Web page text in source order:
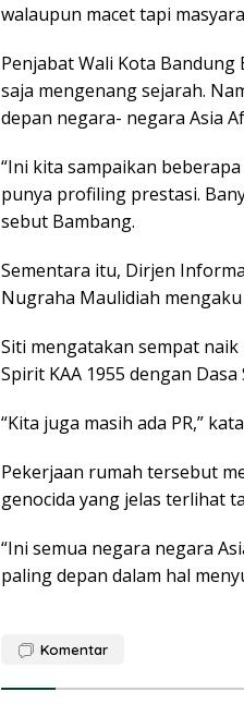
walaupun macet tapi
Penjabat Wali Kota
saja mengenang sejarah.
depan negara- negara Asia
“Ini kita sampaikan
punya profiling prestasi.
sebut Bambang.
Sementara itu, Dirjen
Nugraha Maulidiah
Siti mengatakan sempat
Spirit KAA 1955 dengan
“Kita juga masih ada PR,”
Pekerjaan rumah tersebut
genocida yang jelas terlihat
“Ini semua negara negara
paling depan dalam hal
Komentar